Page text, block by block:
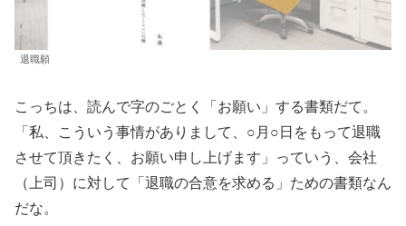
退職願
こっちは、読んで字のごとく「お願い」する書類だて。
「私、こういう事情がありまして、○月○日をもって退職
させて頂きたく、お願い申し上げます」っていう、会社
（上司）に対して「退職の合意を求める」ための書類なん
だな。